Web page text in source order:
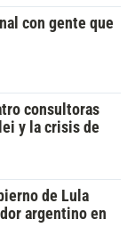
con gente que
consultoras
y la crisis de
de Lula
argentino en